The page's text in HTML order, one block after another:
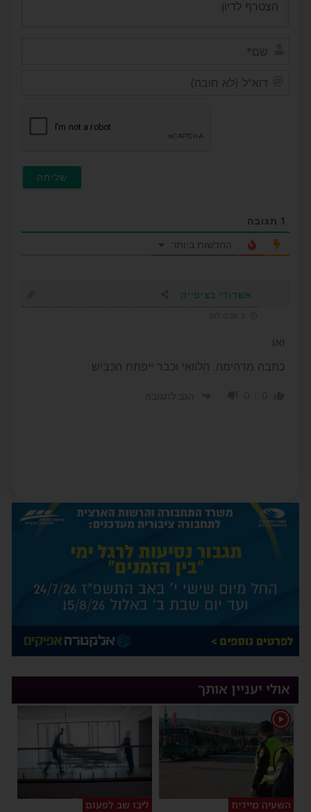
תגובה
החדשות ביותר
אשדודי בציפייה
כתבה מדהימה. הלוואי וכבר ייפתח הכביש
אולי יעניין אותך
השעיה מיידית ליבו שב לפעום